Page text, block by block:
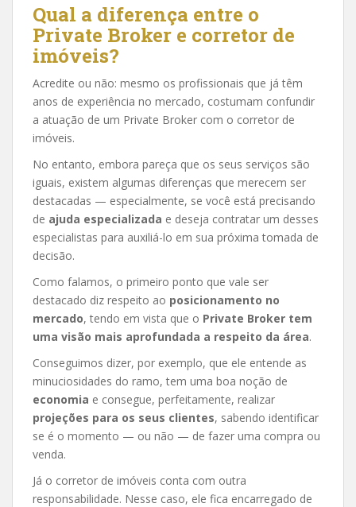
Qual a diferença entre o
Private Broker e corretor de
imóveis?
Acredite ou não: mesmo os profissionais que já têm
anos de experiência no mercado, costumam confundir
a atuação de um Private Broker com o corretor de
imóveis.
No entanto, embora pareça que os seus serviços são
iguais, existem algumas diferenças que merecem ser
destacadas — especialmente, se você está precisando
de ajuda especializada e deseja contratar um desses
especialistas para auxiliá-lo em sua próxima tomada de
decisão.
Como falamos, o primeiro ponto que vale ser
destacado diz respeito ao posicionamento no
mercado, tendo em vista que o Private Broker tem
uma visão mais aprofundada a respeito da área.
Conseguimos dizer, por exemplo, que ele entende as
minuciosidades do ramo, tem uma boa noção de
economia e consegue, perfeitamente, realizar
projeções para os seus clientes, sabendo identificar
se é o momento — ou não — de fazer uma compra ou
venda.
Já o corretor de imóveis conta com outra
responsabilidade. Nesse caso, ele fica encarregado de